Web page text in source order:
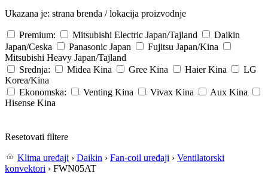
Ukazana je: strana brenda / lokacija proizvodnje
Premium: Mitsubishi Electric Japan/Tajland
Daikin
Japan/Ceska
Panasonic Japan Fujitsu Japan/Kina
Mitsubishi Heavy Japan/Tajland
Srednja:
Midea Kina Gree Kina Haier Kina
LG
Korea/Kina
Ekonomska:
Venting Kina Vivax Kina Aux Kina
Hisense Kina
Resetovati filtere
Klima uređaji › Daikin › Fan-coil uređaji › Ventilatorski
konvektori › FWN05AT